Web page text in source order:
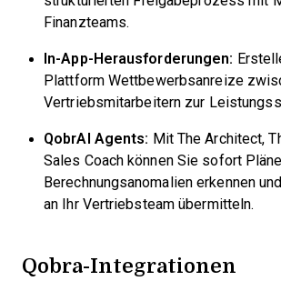
Finanzteams.
In-App-Herausforderungen:
Plattform Wettbewerbsanreize
Vertriebsmitarbeitern zur
QobrAI Agents: Mit The Architect,
Sales Coach können Sie sofort
Berechnungsanomalien erkennen
an Ihr Vertriebsteam übermitteln.
Qobra-Integrationen